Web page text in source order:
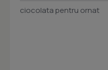
ciocolata pentru ornat